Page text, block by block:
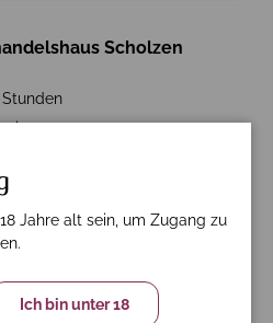
Scholzen
A real Grand Cru pinot
Jahre alt sein, um Zugang zu
Ich bin unter 18